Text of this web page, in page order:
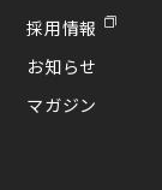
採用情報
お知らせ
マガジン